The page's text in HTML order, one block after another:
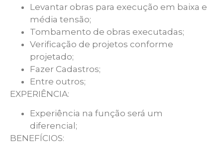
Levantar obras para execução em baixa e
média tensão;
Tombamento de obras executadas;
Verificação de projetos conforme
projetado;
Fazer Cadastros;
Entre outros;
EXPERIÊNCIA:
Experiência na função será um
diferencial;
BENEFÍCIOS: